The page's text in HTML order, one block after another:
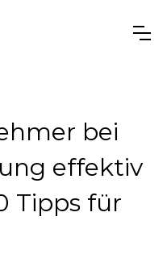
bei
effektiv
Tipps für